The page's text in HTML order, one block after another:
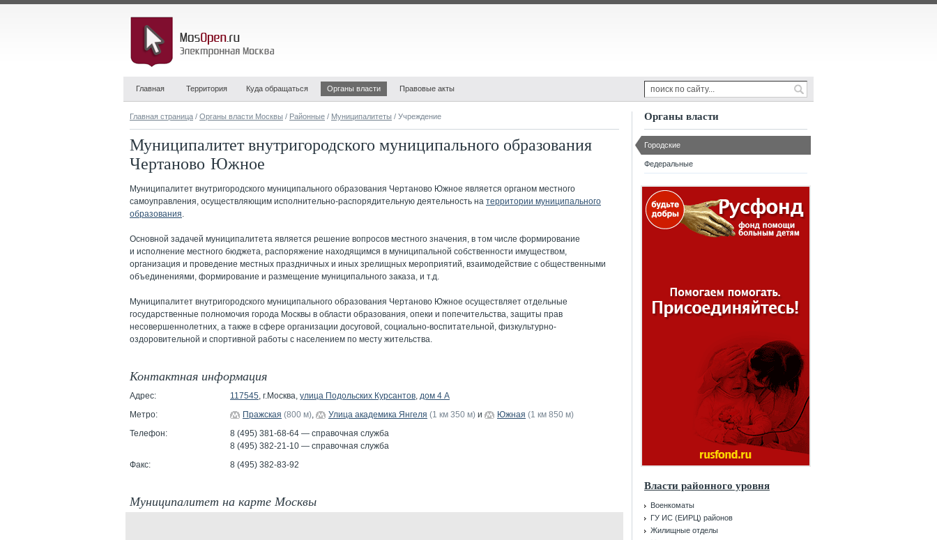
Главная Территория Куда обращаться Органы власти Правовые акты
Главная страница / Органы власти Москвы / Районные / Муниципалитеты / Учреждение
Муниципалитет внутригородского муниципального образования
Чертаново Южное
Муниципалитет внутригородского муниципального образования Чертаново Южное является органом местного
самоуправления, осуществляющим исполнительно-распорядительную деятельность на территории муниципального
образования.
Основной задачей муниципалитета является решение вопросов местного значения, в том числе формирование
и исполнение местного бюджета, распоряжение находящимся в муниципальной собственности имуществом,
организация и проведение местных праздничных и иных зрелищных мероприятий, взаимодействие с общественными
объединениями, формирование и размещение муниципального заказа, и т.д.
Муниципалитет внутригородского муниципального образования Чертаново Южное осуществляет отдельные
государственные полномочия города Москвы в области образования, опеки и попечительства, защиты прав
несовершеннолетних, а также в сфере организации досуговой, социально-воспитательной, физкультурно-
оздоровительной и спортивной работы с населением по месту жительства.
Контактная информация
Адрес: 117545, г.Москва, улица Подольских Курсантов, дом 4 А
Метро:
Пражская (800 м), Улица академика Янгеля (1 км 350 м) и Южная (1 км 850 м)
Телефон:
8 (495) 381-68-64 — справочная служба
8 (495) 382-21-10 — справочная служба
Факс:
8 (495) 382-83-92
Муниципалитет на карте Москвы
Органы власти
Городские
Федеральные
Власти районного уровня
Военкоматы
ГУ ИС (ЕИРЦ) районов
Жилищные отделы